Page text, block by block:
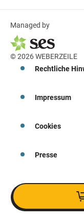
Managed by
© 2026 WEBERZEILE
Rechtliche
Impressum
Cookies
Presse